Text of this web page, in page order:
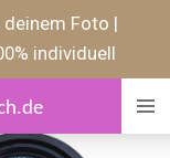
Foto |
individuell